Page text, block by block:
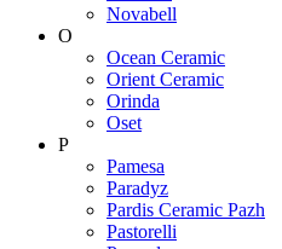
Novabell
O
Ocean Ceramic
Orient Ceramic
Orinda
Oset
P
Pamesa
Paradyz
Pardis Ceramic Pazh
Pastorelli